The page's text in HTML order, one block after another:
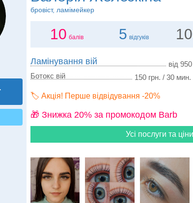
бровіст, ламімейкер
10 балів 5 відгуків
Ламінування вій
від
Ботокс вій
150 грн. / 30 мин.
🏷️ Акція! Перше відвідування -20%
🎁 Знижка 20% за промокодом Barb
Усі послуги та